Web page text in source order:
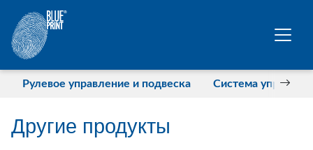
Перейти к основному содержанию
Рулевое управление и подвеска Система
Другие продукты